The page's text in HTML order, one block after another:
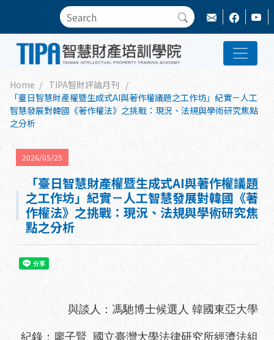
Home
TIPA智財評論月刊
「臺日智慧財產權暨生成式AI與著作權議題之工作坊」紀實－人工
智慧發展對韓國《著作權法》之挑戰：現況、法規與學術研究焦點
之分析
2026/05/25
「臺日智慧財產權暨生成式AI與著作權議題
之工作坊」紀實－人工智慧發展對韓國《著
作權法》之挑戰：現況、法規與學術研究焦
點之分析
與談人：馮馳博士候選人 韓國東亞大學
紀錄：廖子賢 國立臺灣大學法律研究所經濟法組